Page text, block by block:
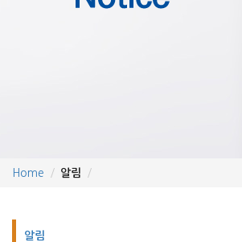
Home 알림
알림